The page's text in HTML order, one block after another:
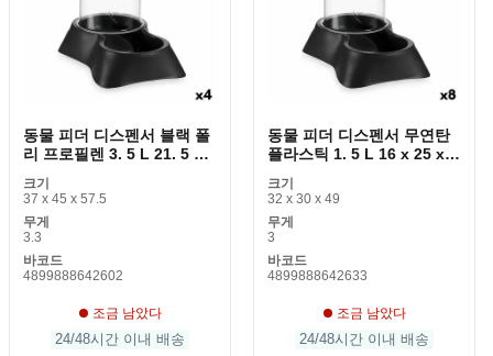
동물 피더 디스펜서 블랙 폴
리 프로필렌 3. 5 L 21. 5 x
크기
37 x 45 x 57.5
무게
3.3
바코드
4899888642602
조금 남았다
24/48시간 이내 배송
동물 피더 디스펜서 무연탄
플라스틱 1. 5 L 16 x 25 x
크기
32 x 30 x 49
무게
3
바코드
4899888642633
조금 남았다
24/48시간 이내 배송